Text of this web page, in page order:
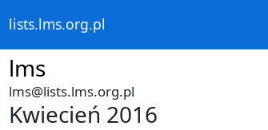
lists.lms.org.pl
lms
lms@lists.lms.org.pl
Kwiecień 2016